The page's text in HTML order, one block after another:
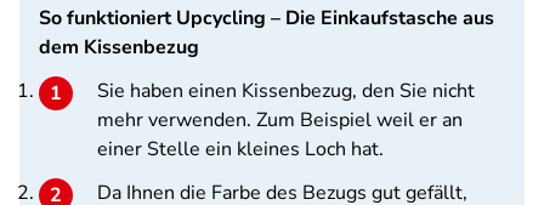
So funktioniert Upcycling – Die Einkaufstasche aus
dem Kissenbezug
Sie haben einen Kissenbezug, den Sie nicht
mehr verwenden. Zum Beispiel weil er an
einer Stelle ein kleines Loch hat.
Da Ihnen die Farbe des Bezugs gut gefällt,